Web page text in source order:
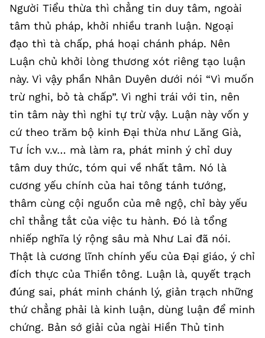
Người Tiểu thừa thì chẳng tin duy tâm, ngoài
tâm thủ pháp, khởi nhiều tranh luận. Ngoại
đạo thì tà chấp, phá hoại chánh pháp. Nên
Luận chủ khởi lòng thương xót riêng tạo luận
này. Vì vậy phần Nhân Duyên dưới nói “Vì muốn
trừ nghi, bỏ tà chấp”. Vì nghi trái với tin, nên
tin tâm này thì nghi tự trừ vậy. Luận này vốn y
cứ theo trăm bộ kinh Đại thừa như Lăng Già,
Tư Ích v.v… mà làm ra, phát minh ý chỉ duy
tâm duy thức, tóm qui về nhất tâm. Nó là
cương yếu chính của hai tông tánh tướng,
thâm cùng cội nguồn của mê ngộ, chỉ bày yếu
chỉ thẳng tắt của việc tu hành. Đó là tổng
nhiếp nghĩa lý rộng sâu mà Như Lai đã nói.
Thật là cương lĩnh chính yếu của Đại giáo, ý chỉ
đích thực của Thiền tông. Luận là, quyết trạch
đúng sai, phát minh chánh lý, giản trạch những
thứ chẳng phải là kinh luận, dùng luận để minh
chứng. Bản sớ giải của ngài Hiền Thủ tinh